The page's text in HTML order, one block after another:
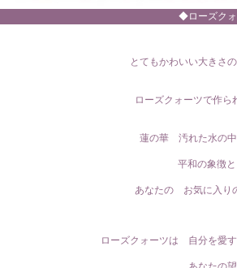
◆ローズク
とてもかわいい大きさ
ローズクォーツで作
蓮の華 汚れた水の
平和の象徴
あなたの お気に入り
ローズクォーツは 自分を愛